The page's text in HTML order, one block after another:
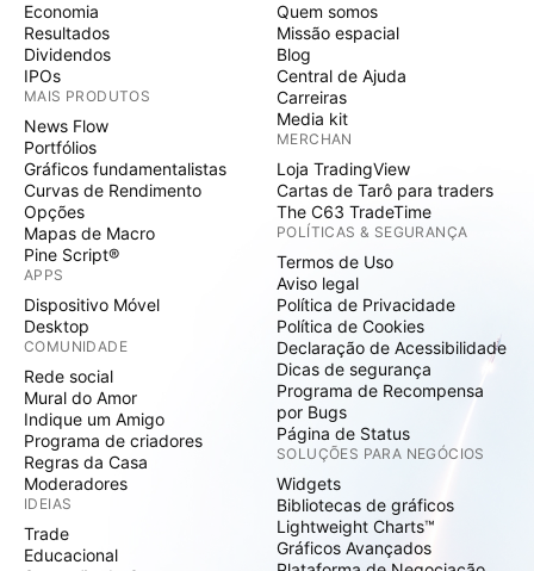
Economia
Resultados
Dividendos
IPOs
MAIS PRODUTOS
News Flow
Portfólios
Gráficos fundamentalistas
Curvas de Rendimento
Opções
Mapas de Macro
Pine Script®
APPS
Dispositivo Móvel
Desktop
COMUNIDADE
Rede social
Mural do Amor
Indique um Amigo
Programa de criadores
Regras da Casa
Moderadores
IDEIAS
Trade
Educacional
Quem somos
Missão espacial
Blog
Central de Ajuda
Carreiras
Media kit
MERCHAN
Loja TradingView
Cartas de Tarô para traders
The C63 TradeTime
POLÍTICAS & SEGURANÇA
Termos de Uso
Aviso legal
Política de Privacidade
Política de Cookies
Declaração de Acessibilidade
Dicas de segurança
Programa de Recompensa
por Bugs
Página de Status
SOLUÇÕES PARA NEGÓCIOS
Widgets
Bibliotecas de gráficos
Lightweight Charts™
Gráficos Avançados